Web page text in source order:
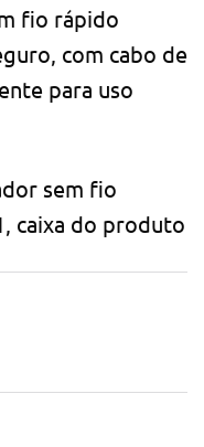
fio rápido
com cabo de
para uso
sem fio
caixa do produto